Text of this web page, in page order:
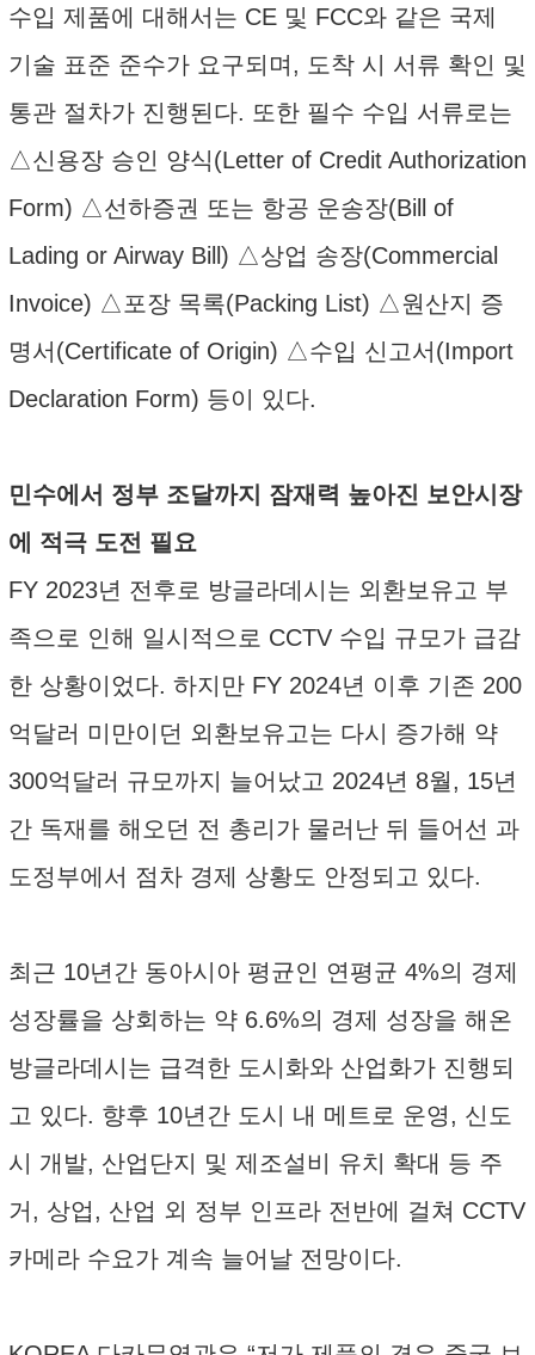
수입 제품에 대해서는 CE 및 FCC와 같은 국제
기술 표준 준수가 요구되며, 도착 시 서류 확인 및
통관 절차가 진행된다. 또한 필수 수입 서류로는
△신용장 승인 양식(Letter of Credit Authorization
Form) △선하증권 또는 항공 운송장(Bill of
Lading or Airway Bill) △상업 송장(Commercial
Invoice) △포장 목록(Packing List) △원산지 증
명서(Certificate of Origin) △수입 신고서(Import
Declaration Form) 등이 있다.
민수에서 정부 조달까지 잠재력 높아진 보안시장
에 적극 도전 필요
FY 2023년 전후로 방글라데시는 외환보유고 부
족으로 인해 일시적으로 CCTV 수입 규모가 급감
한 상황이었다. 하지만 FY 2024년 이후 기존 200
억달러 미만이던 외환보유고는 다시 증가해 약
300억달러 규모까지 늘어났고 2024년 8월, 15년
간 독재를 해오던 전 총리가 물러난 뒤 들어선 과
도정부에서 점차 경제 상황도 안정되고 있다.
최근 10년간 동아시아 평균인 연평균 4%의 경제
성장률을 상회하는 약 6.6%의 경제 성장을 해온
방글라데시는 급격한 도시화와 산업화가 진행되
고 있다. 향후 10년간 도시 내 메트로 운영, 신도
시 개발, 산업단지 및 제조설비 유치 확대 등 주
거, 상업, 산업 외 정부 인프라 전반에 걸쳐 CCTV
카메라 수요가 계속 늘어날 전망이다.